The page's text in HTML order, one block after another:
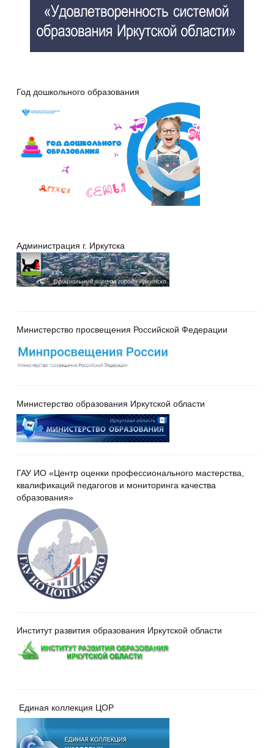
Год дошкольного образования
Администрация г. Иркутска
Министерство просвещения Российской Федерации
Министерство образования Иркутской области
ГАУ ИО «Центр оценки профессионального мастерства,
квалификаций педагогов и мониторинга качества
образования»
Институт развития образования Иркутской области
Единая коллекция ЦОР